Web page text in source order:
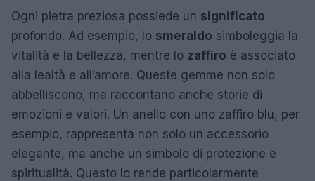
Ogni pietra preziosa possiede un significato
profondo. Ad esempio, lo smeraldo simboleggia la
vitalità e la bellezza, mentre lo zaffiro è associato
alla lealtà e all’amore. Queste gemme non solo
abbelliscono, ma raccontano anche storie di
emozioni e valori. Un anello con uno zaffiro blu, per
esempio, rappresenta non solo un accessorio
elegante, ma anche un simbolo di protezione e
spiritualità. Questo lo rende particolarmente